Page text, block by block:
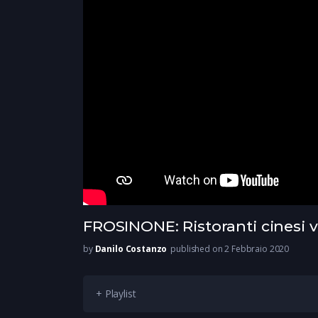
FROSINONE: Ristoranti cinesi
by Danilo Costanzo published on 2 Febbraio 2020
+ Playlist